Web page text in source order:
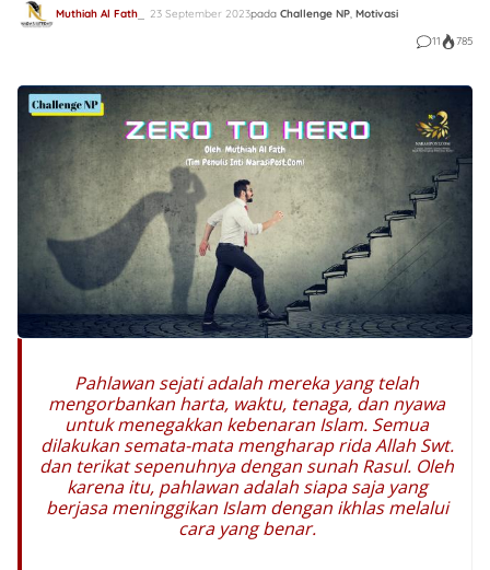
Muthiah Al Fath 23 September 2023pada Challenge NP Motivasi
11
785
Pahlawan sejati adalah mereka yang telah
mengorbankan harta, waktu, tenaga, dan nyawa
untuk menegakkan kebenaran Islam. Semua
dilakukan semata-mata mengharap rida Allah Swt.
dan terikat sepenuhnya dengan sunah Rasul. Oleh
karena itu, pahlawan adalah siapa saja yang
berjasa meninggikan Islam dengan ikhlas melalui
cara yang benar.